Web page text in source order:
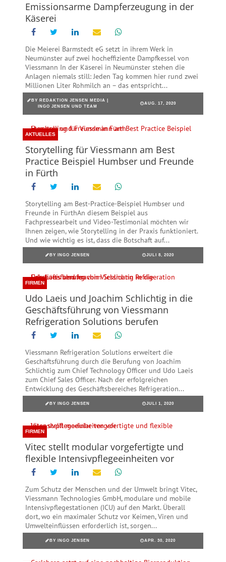
Emissionsarme Dampferzeugung in der
Käserei
Die Meierei Barmstedt eG setzt in ihrem Werk in
Neumünster auf zwei hocheffiziente Dampfkessel von
Viessmann In der Käserei in Neumünster stehen die
Anlagen niemals still: Jeden Tag kommen hier rund zwei
Millionen Liter Rohmilch an – das entspricht...
BY REDAKTION JENSEN MEDIA |
INGO JENSEN UND TEAM
AUG. 17, 2020
AKTUELLES
Storytelling für Viessmann am Best
Practice Beispiel Humbser und Freunde
in Fürth
Storytelling am Best-Practice-Beispiel Humbser und
Freunde in FürthAn diesem Beispiel aus
Fachpressearbeit und Video-Testimonial möchten wir
Ihnen zeigen, wie Storytelling in der Praxis funktioniert.
Und wie wichtig es ist, dass die Botschaft auf...
BY INGO JENSEN JULI 8, 2020
FIRMEN
Udo Laeis und Joachim Schlichtig in die
Geschäftsführung von Viessmann
Refrigeration Solutions berufen
Viessmann Refrigeration Solutions erweitert die
Geschäftsführung durch die Berufung von Joachim
Schlichtig zum Chief Technology Officer und Udo Laeis
zum Chief Sales Officer. Nach der erfolgreichen
Entwicklung des Geschäftsbereiches Refrigeration...
BY INGO JENSEN JULI 1, 2020
FIRMEN
Vitec stellt modular vorgefertigte und
flexible Intensivpflegeeinheiten vor
Zum Schutz der Menschen und der Umwelt bringt Vitec,
Viessmann Technologies GmbH, modulare und mobile
Intensivpflegestationen (ICU) auf den Markt. Überall
dort, wo ein maximaler Schutz vor Keimen, Viren und
Umwelteinflüssen erforderlich ist, sorgen...
BY INGO JENSEN APR. 30, 2020